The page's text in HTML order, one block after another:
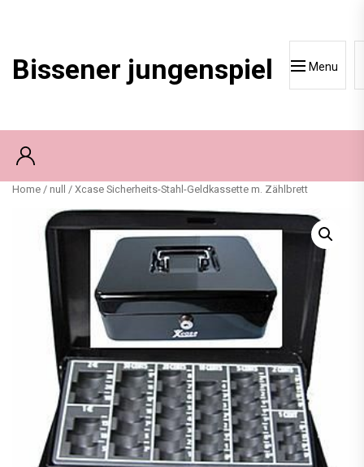
Bissener jungenspiel Menu
Home / null / Xcase Sicherheits-Stahl-Geldkassette m. Zählbrett